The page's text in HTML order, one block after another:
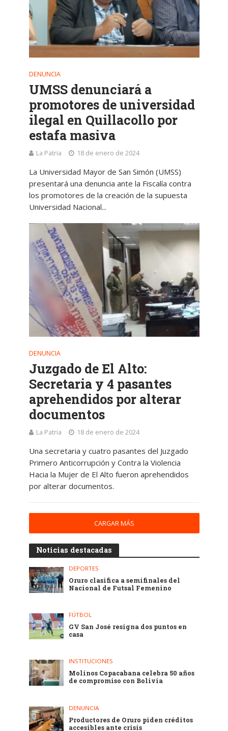
DENUNCIA
UMSS denunciará a
promotores de universidad
ilegal en Quillacollo por
estafa masiva
La Patria 18 de enero de 2024
La Universidad Mayor de San Simón (UMSS)
presentará una denuncia ante la Fiscalía contra
los promotores de la creación de la supuesta
Universidad Nacional...
DENUNCIA
Juzgado de El Alto:
Secretaria y 4 pasantes
aprehendidos por alterar
documentos
La Patria 18 de enero de 2024
Una secretaria y cuatro pasantes del Juzgado
Primero Anticorrupción y Contra la Violencia
Hacia la Mujer de El Alto fueron aprehendidos
por alterar documentos.
CARGAR MÁS
Noticias destacadas
DEPORTES
Oruro clasifica a semifinales del
Nacional de Futsal Femenino
FÚTBOL
GV San José resigna dos puntos en
casa
INSTITUCIONES
Molinos Copacabana celebra 50 años
de compromiso con Bolivia
DENUNCIA
Productores de Oruro piden créditos
accesibles ante crisis